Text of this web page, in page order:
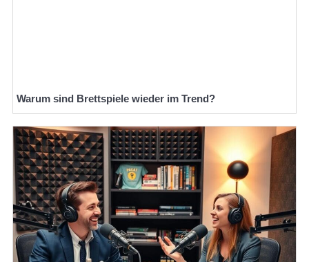
Warum sind Brettspiele wieder im Trend?